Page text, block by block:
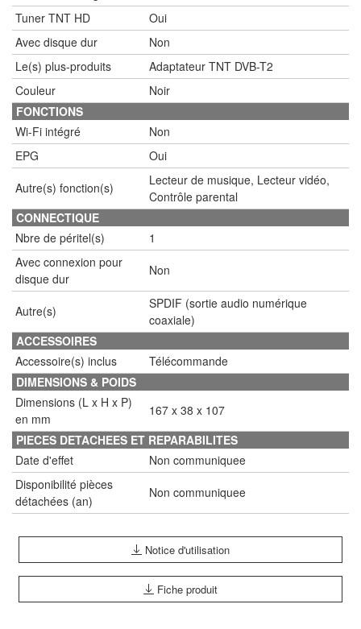
Tuner TNT HD
Oui
Avec disque dur
Non
Le(s) plus-produits
Adaptateur TNT DVB-T2
Couleur
Noir
FONCTIONS
Wi-Fi intégré
Non
EPG
Oui
Autre(s) fonction(s)
Lecteur de musique, Lecteur vidéo,
Contrôle parental
CONNECTIQUE
Nbre de péritel(s)
1
Avec connexion pour
disque dur
Non
Autre(s)
SPDIF (sortie audio numérique
coaxiale)
ACCESSOIRES
Accessoire(s) inclus
Télécommande
DIMENSIONS & POIDS
Dimensions (L x H x P)
en mm
167 x 38 x 107
PIECES DETACHEES ET REPARABILITES
Date d'effet
Non communiquee
Disponibilité pièces
détachées (an)
Non communiquee
Notice d'utilisation
Fiche produit